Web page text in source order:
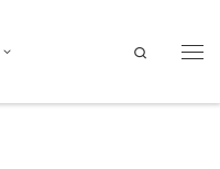
Search